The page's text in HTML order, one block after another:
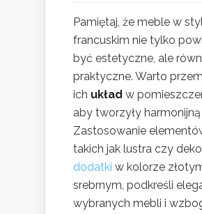
Pamiętaj, że meble w
francuskim nie tylko
być estetyczne, ale
praktyczne. Warto
ich układ w
aby tworzyły harmonijną
Zastosowanie
takich jak lustra czy
dodatki w kolorze
srebrnym, podkreśli
wybranych mebli i